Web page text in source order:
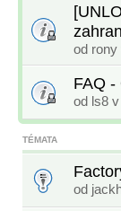
od rony
FAQ
od ls8 v
TÉMATA
od